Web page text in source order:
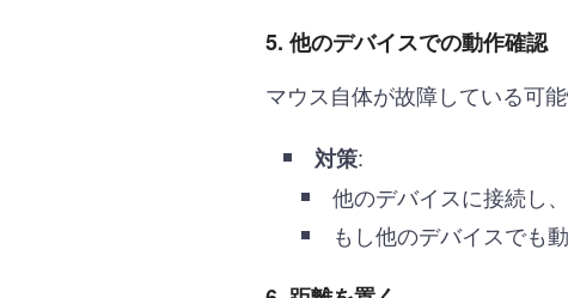
5. 他のデバイスでの動作確認
マウス自体が故障している可
対策:
他のデバイスに接続し
もし他のデバイスでも